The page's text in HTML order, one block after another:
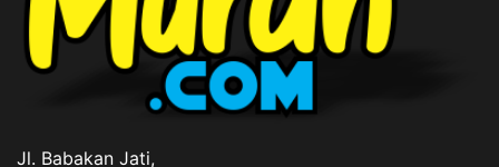
Jl. Babakan Jati,